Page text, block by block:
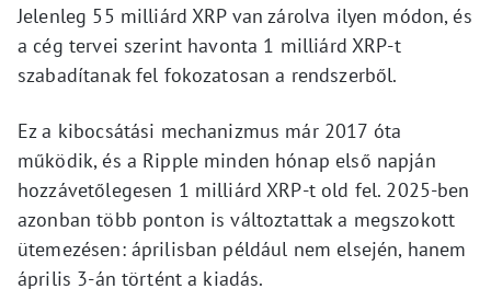
Jelenleg 55 milliárd XRP van zárolva ilyen módon, és
a cég tervei szerint havonta 1 milliárd XRP-t
szabadítanak fel fokozatosan a rendszerből.
Ez a kibocsátási mechanizmus már 2017 óta
működik, és a Ripple minden hónap első napján
hozzávetőlegesen 1 milliárd XRP-t old fel. 2025-ben
azonban több ponton is változtattak a megszokott
ütemezésen: áprilisban például nem elsején, hanem
április 3-án történt a kiadás.